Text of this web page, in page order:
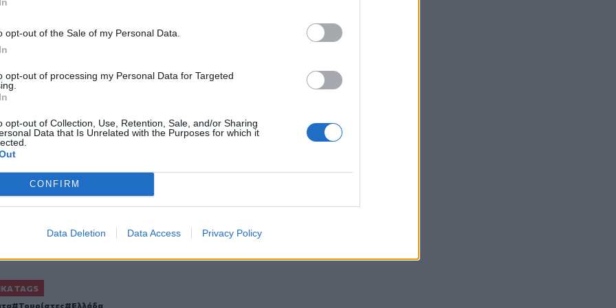
opt-out of the Sale of my Personal Data.
opt-out of processing my Personal Data for Targeted
opt-out of Collection, Use, Retention, Sale, and/or Sharing
Data that Is Unrelated with the Purposes for which it
CONFIRM
Data Deletion Data Access Privacy Policy
Συνελήφθησαν 13 κρατούμενοι -
μας στοYouTube
TAGS
Τουρίστες Ελλάδα